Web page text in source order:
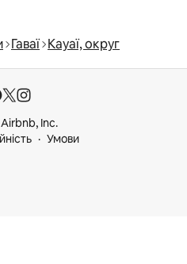
Гаваї Кауаї, округ
Inc.
Умови